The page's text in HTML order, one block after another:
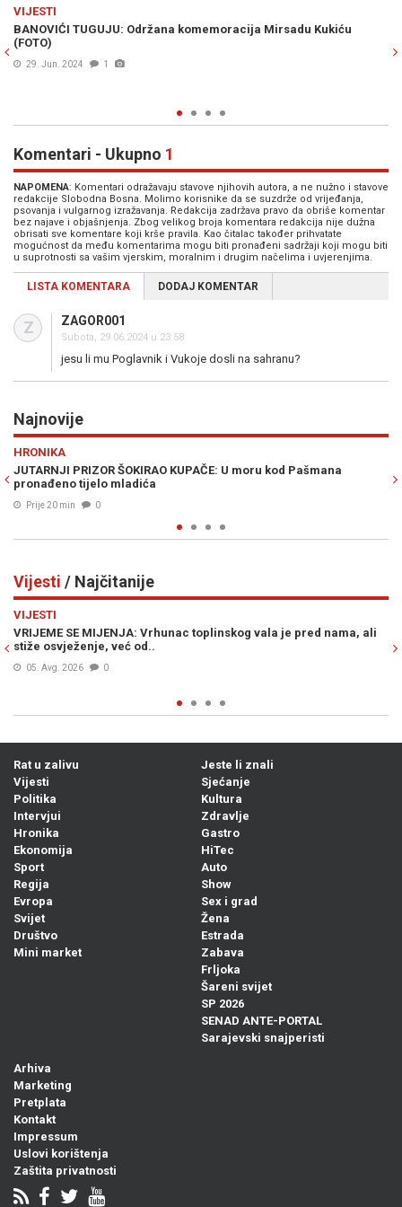
Mirsadu Kukiću
U 67. GODINI: Preminuo Mirsad Kukić,
Komentari - Ukupno 1
NAPOMENA: Komentari odražavaju stavove njihovih autora, a ne nužno i stavove
redakcije Slobodna Bosna. Molimo korisnike da se suzdrže od vrijeđanja,
psovanja i vulgarnog izražavanja. Redakcija zadržava pravo da obriše komentar
bez najave i objašnjenja. Zbog velikog broja komentara redakcija nije dužna
obrisati sve komentare koji krše pravila. Kao čitalac također prihvatate
mogućnost da među komentarima mogu biti pronađeni sadržaji koji mogu biti
u suprotnosti sa vašim vjerskim, moralnim i drugim načelima i uvjerenjima.
LISTA KOMENTARA DODAJ KOMENTAR
Z ZAGOR001
Subota, 29.06.2024 u 23:58
jesu li mu Poglavnik i Vukoje dosli na sahranu?
Najnovije
kod Pašmana
SDS-ov POSLANIK UPOZORAVA: "Vrh MUP-a
događaju na Palama"
Vijesti / Najčitanije
vala je pred nama, ali
ŠOKANTNE INFORMACIJE OSA-e: U BiH se
plaćenih UBICA, čekaju naredbe od...
Rat u zalivu
Vijesti
Politika
Intervjui
Hronika
Ekonomija
Sport
Regija
Evropa
Svijet
Društvo
Mini market
Jeste li znali
Sjećanje
Kultura
Zdravlje
Gastro
HiTec
Auto
Show
Sex i grad
Žena
Estrada
Zabava
Frljoka
Šareni svijet
SP 2026
SENAD ANTE-PORTAL
Sarajevski snajperisti
Arhiva
Marketing
Pretplata
Kontakt
Impressum
Uslovi korištenja
Zaštita privatnosti